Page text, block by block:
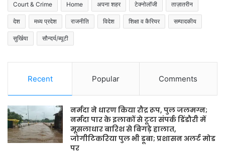
Court & Crime Home अपना शहर टेक्नोलॉजी ताज़ातरीन
देश मध्य प्रदेश राजनीति विदेश शिक्षा व कैरियर सम्पादकीय
सुर्खिया सौन्दर्य/ब्यूटी
Recent Popular Comments
नर्मदा ने धारण किया रौद्र रूप, पुल जलमग्न;
नर्मदा पार के इलाकों से टूटा संपर्क डिंडौरी में
मूसलाधार बारिश से बिगड़े हालात,
जोगीटिकरिया पुल भी डूबा; प्रशासन अलर्ट मोड
पर